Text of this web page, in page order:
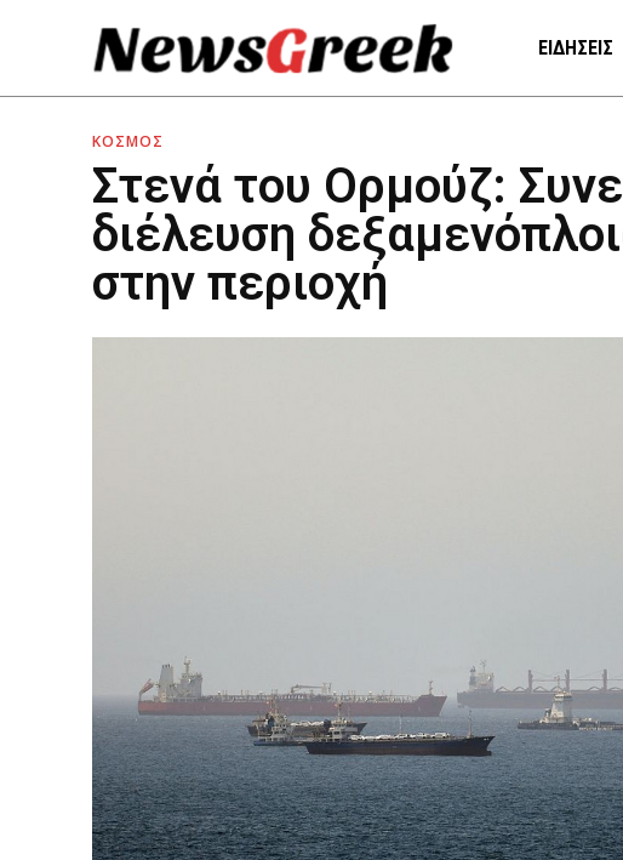
ΕΙΔΗΣΕΙΣ
ΚΟΣΜΟΣ
Στενά του Ορμούζ:
διέλευση
στην περιοχή